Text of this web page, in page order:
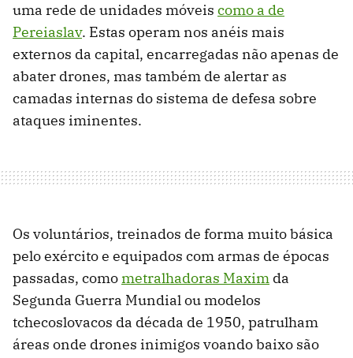
uma rede de unidades móveis como a de
Pereiaslav. Estas operam nos anéis mais
externos da capital, encarregadas não apenas de
abater drones, mas também de alertar as
camadas internas do sistema de defesa sobre
ataques iminentes.
Os voluntários, treinados de forma muito básica
pelo exército e equipados com armas de épocas
passadas, comometralhadoras Maxim da
Segunda Guerra Mundial ou modelos
tchecoslovacos da década de 1950, patrulham
áreas onde drones inimigos voando baixo são